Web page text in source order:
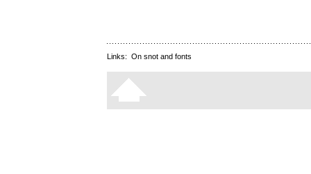
Links: On snot and fonts